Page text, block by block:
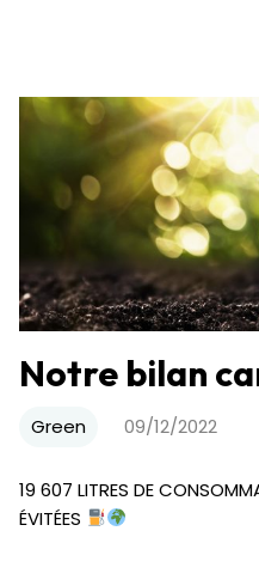
Notre bilan
Green 09/12/2022
19 607 LITRES DE
ÉVITÉES